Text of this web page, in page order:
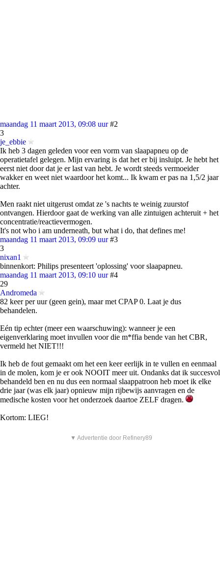
maandag 11 maart 2013, 09:08 uur #2
3
je_ebbie
Ik heb 3 dagen geleden voor een vorm van slaapapneu op de
operatietafel gelegen. Mijn ervaring is dat het er bij insluipt. Je hebt het
eerst niet door dat je er last van hebt. Je wordt steeds vermoeider
wakker en weet niet waardoor het komt... Ik kwam er pas na 1,5/2 jaar
achter.
Men raakt niet uitgerust omdat ze 's nachts te weinig zuurstof
ontvangen. Hierdoor gaat de werking van alle zintuigen achteruit + het
concentratie/reactievermogen.
It's not who i am underneath, but what i do, that defines me!
maandag 11 maart 2013, 09:09 uur #3
3
nixan1
binnenkort: Philips presenteert 'oplossing' voor slaapapneu.
maandag 11 maart 2013, 09:10 uur #4
29
Andromeda
82 keer per uur (geen gein), maar met CPAP 0. Laat je dus
behandelen.
Eén tip echter (meer een waarschuwing): wanneer je een
eigenverklaring moet invullen voor die m*ffia bende van het CBR,
vermeld het NIET!!!
Ik heb de fout gemaakt om het een keer eerlijk in te vullen en eenmaal
in de molen, kom je er ook NOOIT meer uit. Ondanks dat ik succesvol
behandeld ben en nu dus een normaal slaappatroon heb moet ik elke
drie jaar (was elk jaar) opnieuw mijn rijbewijs aanvragen en de
medische kosten voor het onderzoek daartoe ZELF dragen.
Kortom: LIEG!
▼ Advertentie door Refinery89